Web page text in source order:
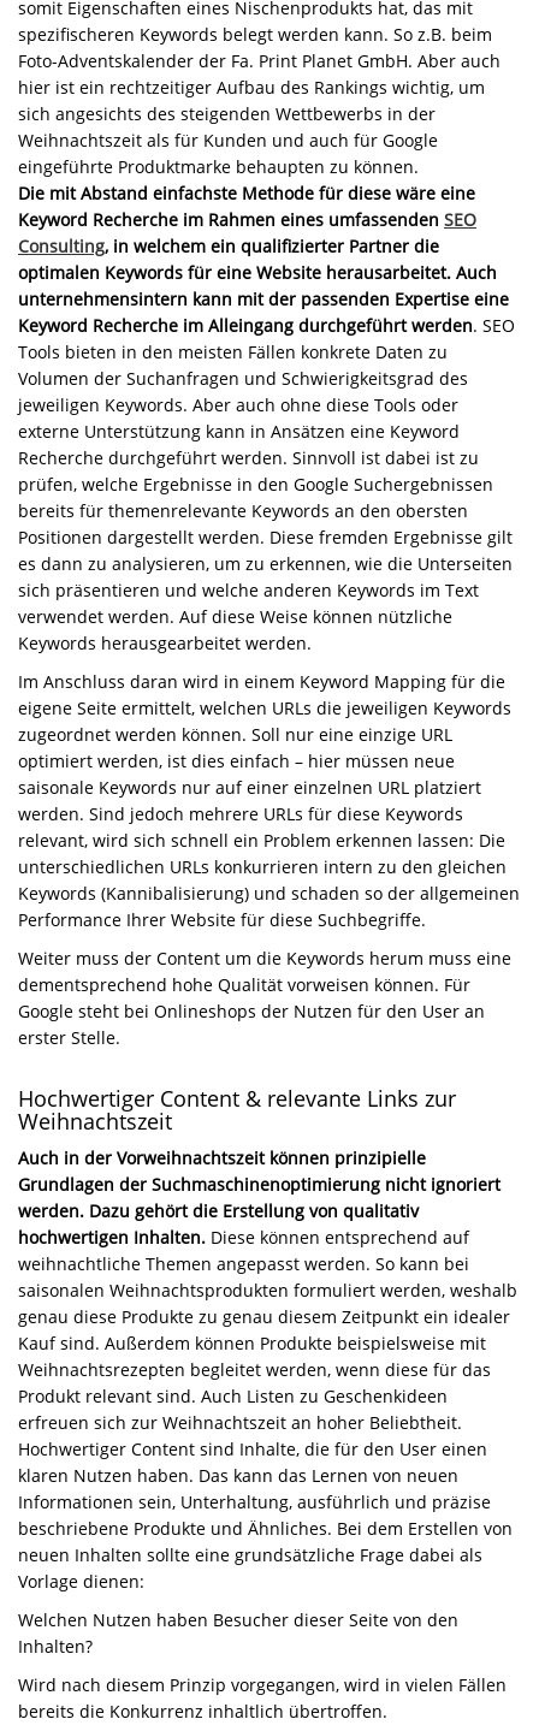
somit Eigenschaften eines Nischenprodukts hat, das mit
spezifischeren Keywords belegt werden kann. So z.B. beim
Foto-Adventskalender der Fa. Print Planet GmbH. Aber auch
hier ist ein rechtzeitiger Aufbau des Rankings wichtig, um
sich angesichts des steigenden Wettbewerbs in der
Weihnachtszeit als für Kunden und auch für Google
eingeführte Produktmarke behaupten zu können.
Die mit Abstand einfachste Methode für diese wäre eine
Keyword Recherche im Rahmen eines umfassenden SEO
Consulting, in welchem ein qualifizierter Partner die
optimalen Keywords für eine Website herausarbeitet. Auch
unternehmensintern kann mit der passenden Expertise eine
Keyword Recherche im Alleingang durchgeführt werden. SEO
Tools bieten in den meisten Fällen konkrete Daten zu
Volumen der Suchanfragen und Schwierigkeitsgrad des
jeweiligen Keywords. Aber auch ohne diese Tools oder
externe Unterstützung kann in Ansätzen eine Keyword
Recherche durchgeführt werden. Sinnvoll ist dabei ist zu
prüfen, welche Ergebnisse in den Google Suchergebnissen
bereits für themenrelevante Keywords an den obersten
Positionen dargestellt werden. Diese fremden Ergebnisse gilt
es dann zu analysieren, um zu erkennen, wie die Unterseiten
sich präsentieren und welche anderen Keywords im Text
verwendet werden. Auf diese Weise können nützliche
Keywords herausgearbeitet werden.
Im Anschluss daran wird in einem Keyword Mapping für die
eigene Seite ermittelt, welchen URLs die jeweiligen Keywords
zugeordnet werden können. Soll nur eine einzige URL
optimiert werden, ist dies einfach – hier müssen neue
saisonale Keywords nur auf einer einzelnen URL platziert
werden. Sind jedoch mehrere URLs für diese Keywords
relevant, wird sich schnell ein Problem erkennen lassen: Die
unterschiedlichen URLs konkurrieren intern zu den gleichen
Keywords (Kannibalisierung) und schaden so der allgemeinen
Performance Ihrer Website für diese Suchbegriffe.
Weiter muss der Content um die Keywords herum muss eine
dementsprechend hohe Qualität vorweisen können. Für
Google steht bei Onlineshops der Nutzen für den User an
erster Stelle.
Hochwertiger Content & relevante Links zur
Weihnachtszeit
Auch in der Vorweihnachtszeit können prinzipielle
Grundlagen der Suchmaschinenoptimierung nicht ignoriert
werden. Dazu gehört die Erstellung von qualitativ
hochwertigen Inhalten. Diese können entsprechend auf
weihnachtliche Themen angepasst werden. So kann bei
saisonalen Weihnachtsprodukten formuliert werden, weshalb
genau diese Produkte zu genau diesem Zeitpunkt ein idealer
Kauf sind. Außerdem können Produkte beispielsweise mit
Weihnachtsrezepten begleitet werden, wenn diese für das
Produkt relevant sind. Auch Listen zu Geschenkideen
erfreuen sich zur Weihnachtszeit an hoher Beliebtheit.
Hochwertiger Content sind Inhalte, die für den User einen
klaren Nutzen haben. Das kann das Lernen von neuen
Informationen sein, Unterhaltung, ausführlich und präzise
beschriebene Produkte und Ähnliches. Bei dem Erstellen von
neuen Inhalten sollte eine grundsätzliche Frage dabei als
Vorlage dienen:
Welchen Nutzen haben Besucher dieser Seite von den
Inhalten?
Wird nach diesem Prinzip vorgegangen, wird in vielen Fällen
bereits die Konkurrenz inhaltlich übertroffen.